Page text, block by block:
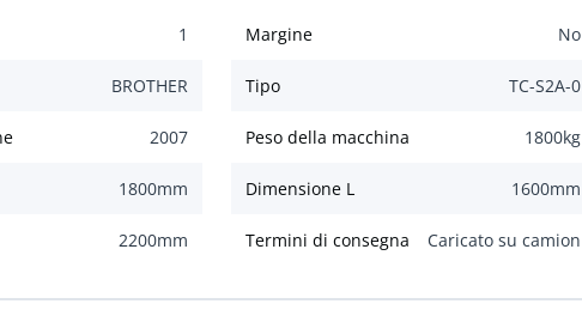
1 Margine No
BROTHER Tipo TC-S2A-0
2007 Peso della macchina 1800kg
1800mm Dimensione L 1600mm
2200mm Termini di consegna Caricato su camion